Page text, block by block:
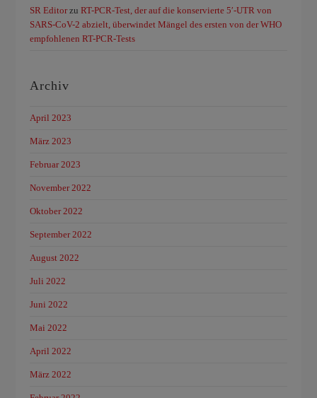
SR EditorzuRT-PCR-Test, der auf die konservierte 5′-UTR von
SARS-CoV-2 abzielt, überwindet Mängel des ersten von der WHO
empfohlenen RT-PCR-Tests
Archiv
April 2023
März 2023
Februar 2023
November 2022
Oktober 2022
September 2022
August 2022
Juli 2022
Juni 2022
Mai 2022
April 2022
März 2022